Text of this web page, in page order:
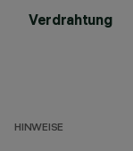
Verdrahtung
HINWEISE